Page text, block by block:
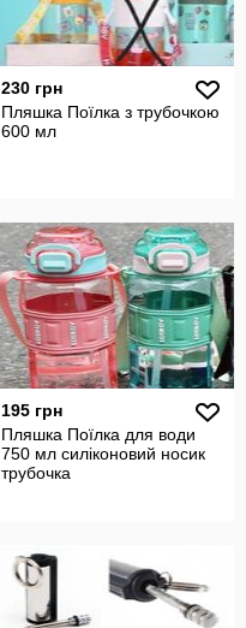
230 грн
Пляшка Поїлка з трубочкою
600 мл
195 грн
Пляшка Поїлка для води
750 мл силіконовий носик
трубочка